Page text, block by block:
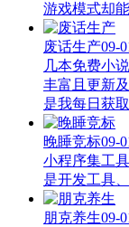
游戏模式却
废话生产09-
几本免费小
丰富且更新
是我每日获
晚睡竞标09-
小程序集工
是开发工具
朋克养生09-